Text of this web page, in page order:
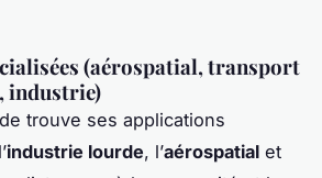
(aérospatial, transport
industrie)
trouve ses applications
industrie lourde, l’aérospatial et